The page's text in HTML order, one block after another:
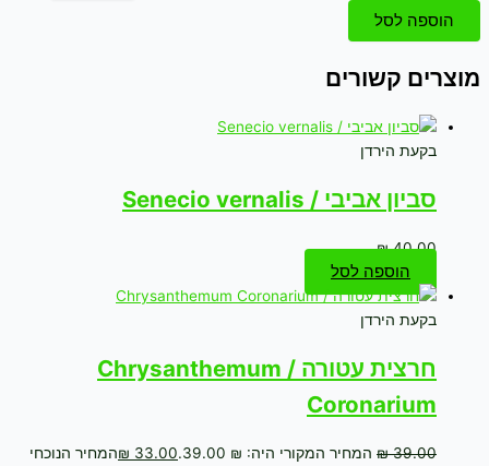
הוספה לסל
מוצרים קשורים
בקעת הירדן
סביון אביבי / Senecio vernalis
₪40.00
הוספה לסל
בקעת הירדן
חרצית עטורה / Chrysanthemum
Coronarium
₪39.00 המחיר המקורי היה: ₪ 39.00. ₪ 33.00
המחיר הנוכחי